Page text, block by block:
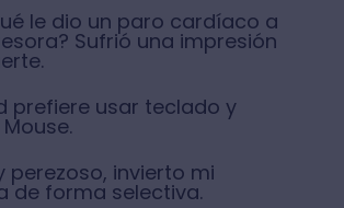
le dio un paro cardíaco a
Sufrió una impresión
prefiere usar teclado y
perezoso, invierto mi
de forma selectiva.